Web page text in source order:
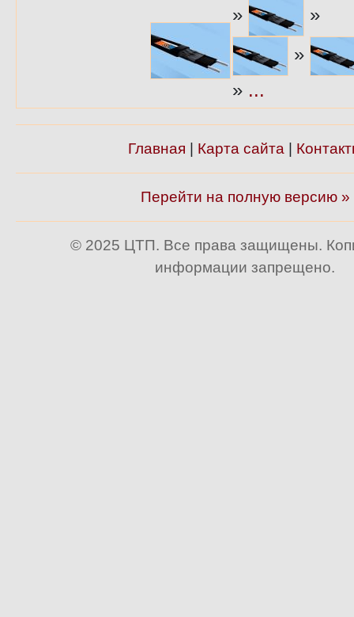
»
»
»
» ...
Главная Карта сайта
Перейти на полную версию »
© 2025 ЦТП. Все права защищены.
информации запрещено.